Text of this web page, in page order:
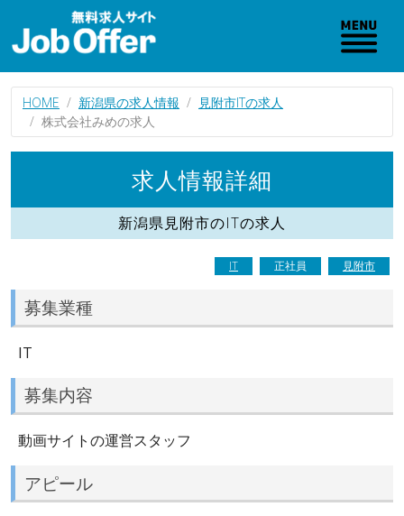
HOME 新潟県の求人情報
見附市ITの求人
株式会社みめの求人
求人情報詳細
新潟県見附市のITの求人
IT 正社員 見附市
募集業種
IT
募集内容
動画サイトの運営スタッフ
アピール